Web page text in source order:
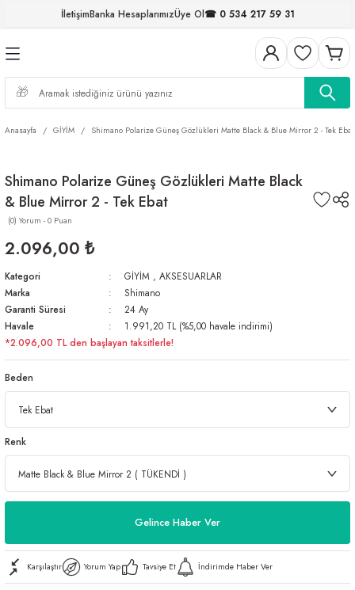
İletişimBanka HesaplarımızÜye Ol☎ 0 534 217 59 31
Geri Dön
Geri Dön
Geri Dön
MİSİNALAR
Geri Dön
FIRDÖNDÜLER
Geri Dön
Geri Dön
Geri Dön
Geri Dön
Anasayfa GİYİM Shimano Polarize Güneş Gözlükleri Matte Black & Blue Mirror 2 - Tek Ebat
Shimano Polarize Güneş Gözlükleri Matte Black
& Blue Mirror 2 - Tek Ebat
(0) Yorum - 0 Puan
2.096,00 ₺
Kategori GİYİM , AKSESUARLAR
Marka
Shimano
Garanti Süresi
24 Ay
Havale
1.991,20 TL (%5,00 havale indirimi)
*2.096,00 TL den başlayan taksitlerle!
Beden
Renk
Gelince Haber Ver
Karşılaştır Yorum Yap Tavsiye Et İndirimde Haber Ver